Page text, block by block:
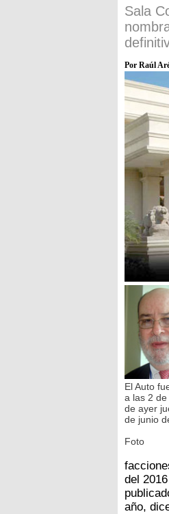
Sala
Por Raúl
El Auto
a las 2
de ayer
de junio
Foto
del
año,